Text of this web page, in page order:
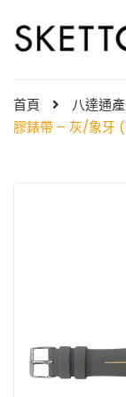
首頁 八達通
膠錶帶 – 灰/象牙
$ 288.00
帶 ...
$98.00